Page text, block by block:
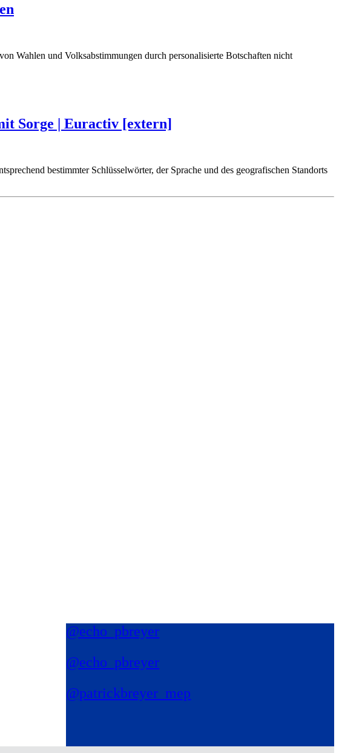
Wahlen und Volksabstimmungen durch personalisierte Botschaften nicht
Sorge | Euractiv [extern]
bestimmter Schlüsselwörter, der Sprache und des geografischen Standorts
@echo_pbreyer
@echo_pbreyer
@patrickbreyer_mep